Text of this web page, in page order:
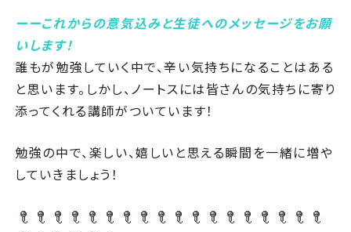
ーーこれからの意気込みと生徒へのメッセージをお願
いします！
誰もが勉強していく中で、辛い気持ちになることはある
と思います。しかし、ノートスには皆さんの気持ちに寄り
添ってくれる講師がついています！
勉強の中で、楽しい、嬉しいと思える瞬間を一緒に増や
していきましょう！